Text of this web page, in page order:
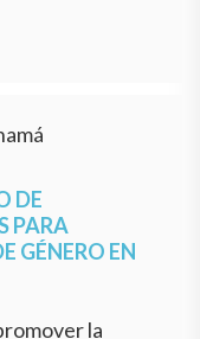
DE
PARA
GÉNERO EN
la